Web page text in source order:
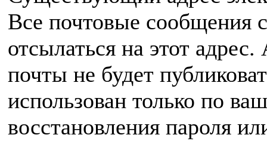
Все почтовые сообщения
отсылаться на этот
почты не будет
использован только по
восстановления пароля